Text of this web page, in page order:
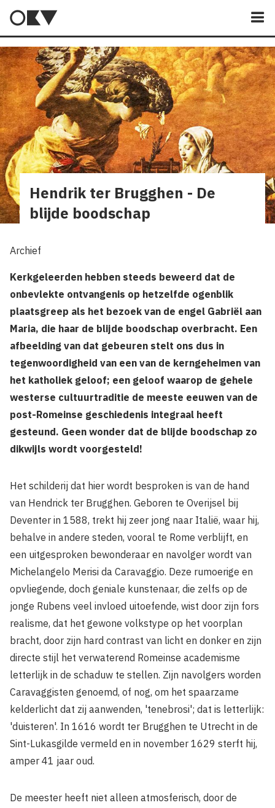
Hendrik ter Brugghen - De
blijde boodschap
Archief
Kerkgeleerden hebben steeds beweerd dat de
onbevlekte ontvangenis op hetzelfde ogenblik
plaatsgreep als het bezoek van de engel Gabriël aan
Maria, die haar de blijde boodschap overbracht. Een
afbeelding van dat gebeuren stelt ons dus in
tegenwoordigheid van een van de kerngeheimen van
het katholiek geloof; een geloof waarop de gehele
westerse cultuurtraditie de meeste eeuwen van de
post-Romeinse geschiedenis integraal heeft
gesteund. Geen wonder dat de blijde boodschap zo
dikwijls wordt voorgesteld!
Het schilderij dat hier wordt besproken is van de hand
van Hendrick ter Brugghen. Geboren te Overijsel bij
Deventer in 1588, trekt hij zeer jong naar Italië, waar hij,
behalve in andere steden, vooral te Rome verblijft, en
een uitgesproken bewonderaar en navolger wordt van
Michelangelo Merisi da Caravaggio. Deze rumoerige en
opvliegende, doch geniale kunstenaar, die zelfs op de
jonge Rubens veel invloed uitoefende, wist door zijn fors
realisme, dat het gewone volkstype op het voorplan
bracht, door zijn hard contrast van licht en donker en zijn
directe stijl het verwaterend Romeinse academisme
letterlijk in de schaduw te stellen. Zijn navolgers worden
Caravaggisten genoemd, of nog, om het spaarzame
kelderlicht dat zij aanwenden, 'tenebrosi'; dat is letterlijk:
'duisteren'. In 1616 wordt ter Brugghen te Utrecht in de
Sint-Lukasgilde vermeld en in november 1629 sterft hij,
amper 41 jaar oud.
De meester heeft niet alleen atmosferisch, door de